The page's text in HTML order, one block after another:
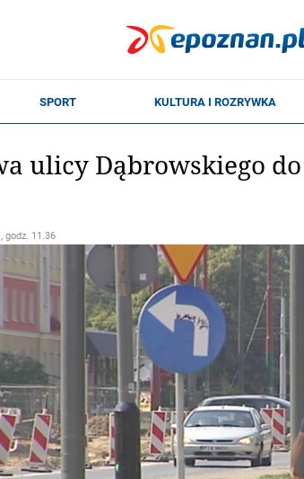
ulicy Dąbrowskiego
godz. 11.36